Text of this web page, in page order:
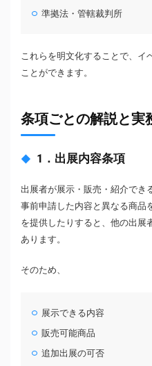
準拠法・管轄裁判所
これらを明文化することで、イ
ことができます。
条項ごとの解説と実
1．出展内容条項
出展者が展示・販売・紹介でき
事前申請した内容と異なる商品
を提供したりすると、他の出展
あります。
そのため、
展示できる内容
販売可能商品
追加出展の可否